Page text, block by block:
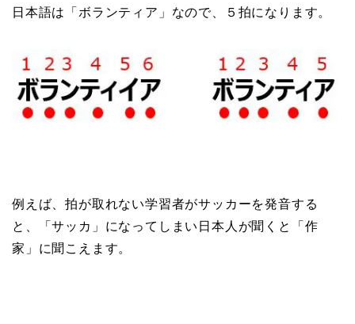
日本語は「ボランティア」なので、５拍になります。
例えば、拍が取れない学習者がサッカーを発音する
と、「サッカ」になってしまい日本人が聞くと「作
家」に聞こえます。